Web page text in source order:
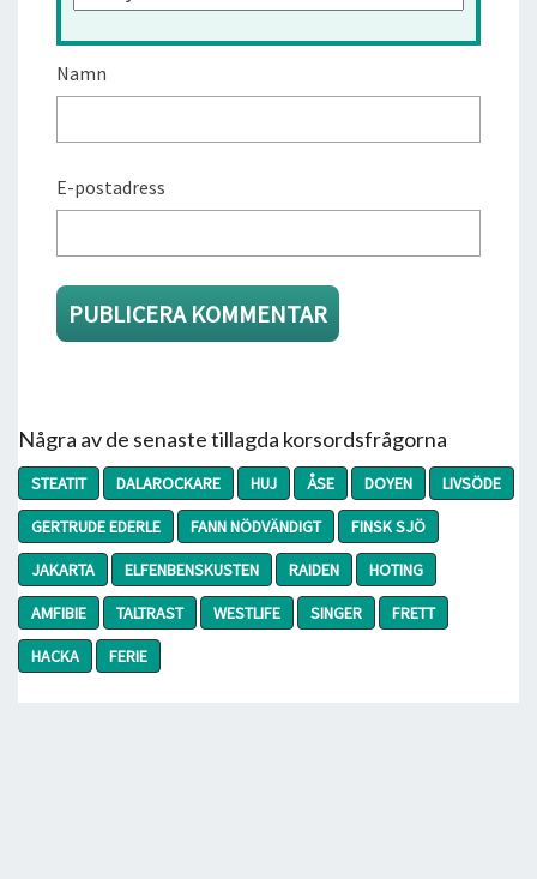
Namn
E-postadress
Några av de senaste tillagda korsordsfrågorna
STEATIT DALAROCKARE HUJ ÅSE DOYEN
LIVSÖDE
GERTRUDE EDERLE
FANN NÖDVÄNDIGT
FINSK SJÖ
JAKARTA
ELFENBENSKUSTEN RAIDEN
HOTING
AMFIBIE
TALTRAST WESTLIFE SINGER
FRETT
HACKA
FERIE